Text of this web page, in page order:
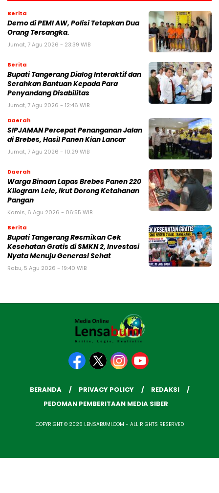
Berita
Demo di PEMI AW, Polisi Tetapkan Dua
Orang Tersangka.
Jumat, 7 Agu 2026 - 23:39 WIB
Berita
Bupati Tangerang Dialog Interaktif dan
Serahkan Bantuan Kepada Para
Penyandang Disabilitas
Jumat, 7 Agu 2026 - 12:46 WIB
Daerah
SIPJAMAN Percepat Penanganan Jalan
di Brebes, Hasil Panen Kian Lancar
Jumat, 7 Agu 2026 - 10:29 WIB
Daerah
Warga Binaan Lapas Brebes Panen 220
Kilogram Lele, Ikut Dorong Ketahanan
Pangan
Kamis, 6 Agu 2026 - 06:55 WIB
Berita
‎Bupati Tangerang Resmikan Cek
Kesehatan Gratis di SMKN 2, Investasi
Nyata Menuju Generasi Sehat
Rabu, 5 Agu 2026 - 19:40 WIB
BERANDA PRIVACY POLICY
REDAKSI
PEDOMAN PEMBERITAAN MEDIA SIBER
COPYRIGHT © 2026 LENSABUMI.COM - ALL RIGHTS RESERVED